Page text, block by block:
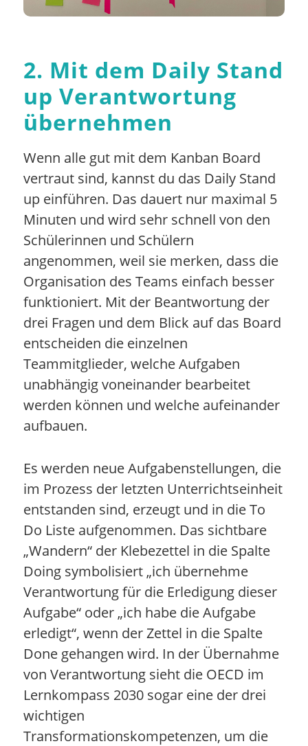
2. Mit dem Daily Stand
up Verantwortung
übernehmen
Wenn alle gut mit dem Kanban Board
vertraut sind, kannst du das Daily Stand
up einführen. Das dauert nur maximal 5
Minuten und wird sehr schnell von den
Schülerinnen und Schülern
angenommen, weil sie merken, dass die
Organisation des Teams einfach besser
funktioniert. Mit der Beantwortung der
drei Fragen und dem Blick auf das Board
entscheiden die einzelnen
Teammitglieder, welche Aufgaben
unabhängig voneinander bearbeitet
werden können und welche aufeinander
aufbauen.
Es werden neue Aufgabenstellungen, die
im Prozess der letzten Unterrichtseinheit
entstanden sind, erzeugt und in die To
Do Liste aufgenommen. Das sichtbare
„Wandern“ der Klebezettel in die Spalte
Doing symbolisiert „ich übernehme
Verantwortung für die Erledigung dieser
Aufgabe“ oder „ich habe die Aufgabe
erledigt“, wenn der Zettel in die Spalte
Done gehangen wird. In der Übernahme
von Verantwortung sieht die OECD im
Lernkompass 2030 sogar eine der drei
wichtigen
Transformationskompetenzen, um die